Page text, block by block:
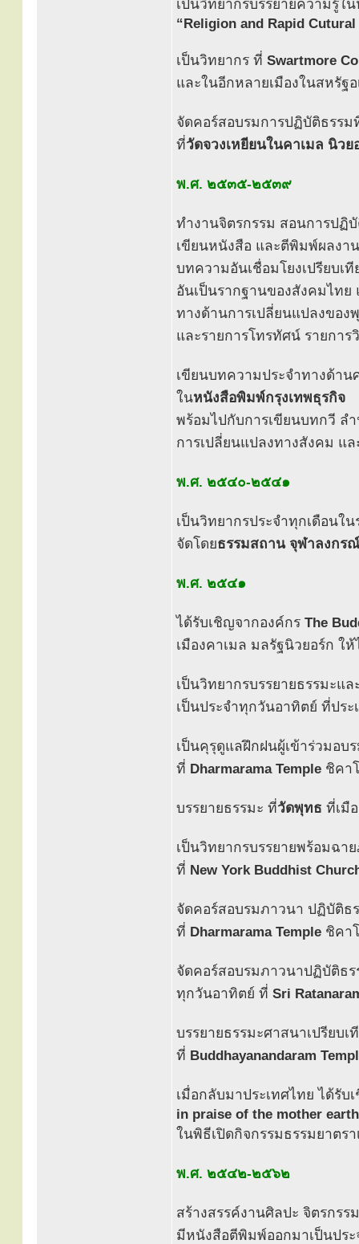
เป็นวิทยากรบรรยายความรู้ใ
“Religion and Rapid
เป็นวิทยากร ที่ Swartmore
และในอีกหลายเมืองในสหรัฐอ
จัดคอร์สอบรมการปฏิบัติธรร
ที่วัดจวงเหยียนในคาเมล นิวย
พ.ศ. ๒๕๓๕-๒๕๓๙
ทำงานจิตรกรรม สอนการปฏิ
เขียนหนังสือ และตีพิมพ์ผลง
บทความอันเชื่อมโยงเปรียบ
อันเป็นรากฐานของสังคมไทย
ทางด้านการเปลี่ยนแปลงขอ
และรายการโทรทัศน์ รายกา
เขียนบทความประจำทางด้า
ในหนังสือพิมพ์กรุงเทพธุรกิจ
พร้อมไปกับการเขียนบทกวี ล
การเปลี่ยนแปลงทางสังคม แ
พ.ศ. ๒๕๔๐-๒๕๔๑
เป็นวิทยากรประจำทุกเดือนใ
จัดโดยธรรมสถาน จุฬาลงกร
พ.ศ. ๒๕๔๑
ได้รับเชิญจากองค์กร The
เมืองคาเมล มลรัฐนิวยอร์ก ใ
เป็นวิทยากรบรรยายธรรมะแ
เป็นประจำทุกวันอาทิตย์ ที่ประ
เป็นคุรุดูแลฝึกฝนผู้เข้าร่วมอบ
ที่ Dharmarama Temple ชิคา
บรรยายธรรมะ ที่วัดพุทธ ที่เมื
เป็นวิทยากรบรรยายพร้อมฉ
ที่ New York Buddhist
จัดคอร์สอบรมภาวนา ปฏิบัติธ
ที่ Dharmarama Temple ชิคา
จัดคอร์สอบรมภาวนาปฏิบัติธร
ทุกวันอาทิตย์ ที่ Sri
บรรยายธรรมะศาสนาเปรียบ
ที่ Buddhayanandaram
เมื่อกลับมาประเทศไทย ได้รั
in praise of the mother earth
ในพิธีเปิดกิจกรรมธรรมยาตร
พ.ศ. ๒๕๔๒-๒๕๖๒
สร้างสรรค์งานศิลปะ จิตรกร
มีหนังสือตีพิมพ์ออกมาเป็นปร